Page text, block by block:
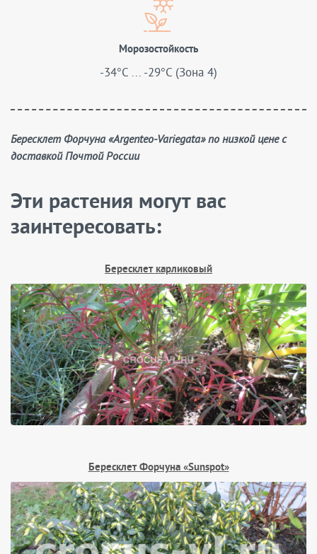
Морозостойкость
-34°C ... -29°C (Зона 4)
Бересклет Форчуна «Argenteo-Variegata» по низкой цене с
доставкой Почтой России
Эти растения могут вас
заинтересовать:
Бересклет карликовый
Бересклет Форчуна «Sunspot»